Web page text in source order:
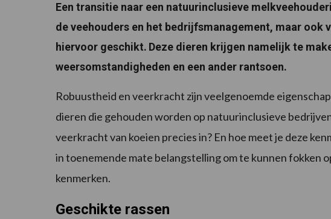
Een transitie naar een natuurinclusieve
de veehouders en het bedrijfsmanagement, maar ook
hiervoor geschikt. Deze dieren krijgen namelijk te
weersomstandigheden en een ander rantsoen.
Robuustheid en veerkracht zijn veelgenoemde
dieren die gehouden worden op natuurinclusieve
veerkracht van koeien precies in? En hoe meet je deze
in toenemende mate belangstelling om te kunnen fokken
kenmerken.
Geschikte rassen